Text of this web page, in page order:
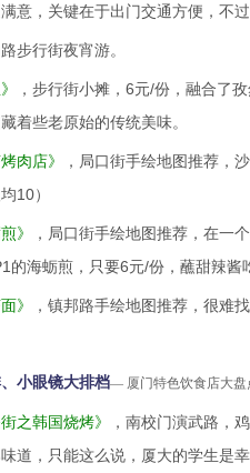
意，关键在于出门交通方便，不
步行街夜宵游。
，步行街小摊，6元/份，融合了
着些老原始的传统美味。
肉店》
，局口街手绘地图推荐，
10）
》
，局口街手绘地图推荐，在一
的海蛎煎，只要6元/份，蘸甜辣酱
》
，镇邦路手绘地图推荐，很难
小眼镜大排档— 厦门特色饮食店大盘
之韩国烧烤》
，南校门演武路，
道，只能这么说，厦大的学生是幸